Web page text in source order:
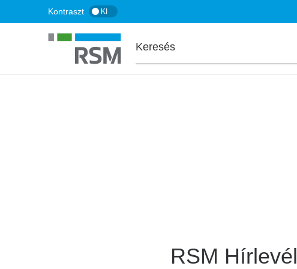
a
tartalomra
Kontraszt KI
RSM Hírlevél